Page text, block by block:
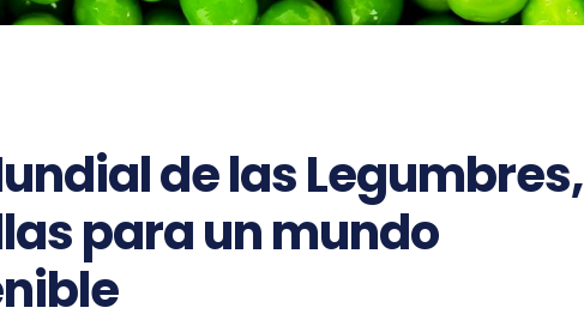
de las Legumbres,
para un mundo